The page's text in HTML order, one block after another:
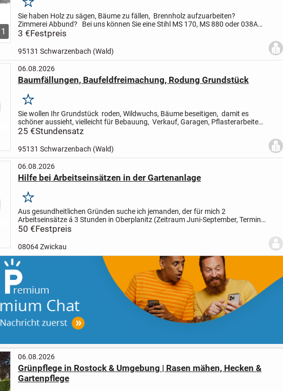
1
Merken
Sie haben Holz zu sägen, Bäume zu fällen, Brennholz aufzuarbeiten?
Zimmerei Abbund?
Bei uns können Sie eineStihl MS 170, MS 880 oder 038AV
mieten.Stundenweise auch möglich.
3 €Festpreis
95131 Schwarzenbach (Wald)
06.08.2026
Baumfällungen, Baufeldfreimachung, Rodung Grundstück
Merken
Sie wollen Ihr Grundstück roden, Wildwuchs, Bäume beseitigen, damit es
schöner aussieht, vielleicht für Bebauung, Verkauf, Garagen, Pflasterarbeiten
usw.? Wir machen das fair und günstigst!
25 €Stundensatz
95131 Schwarzenbach (Wald)
06.08.2026
Hilfe bei Arbeitseinsätzen in der Gartenanlage
Merken
Aus gesundheitlichen Gründen suche ich jemanden, der für mich 2
Arbeitseinsätze á 3 Stunden in Oberplanitz (Zeitraum Juni-September, Termine
aber noch nicht gefixt) übernimmt. Preisangabe je...
50 €Festpreis
08064 Zwickau
06.08.2026
Grünpflege in Rostock & Umgebung | Rasen mähen, Hecken &
Gartenpflege